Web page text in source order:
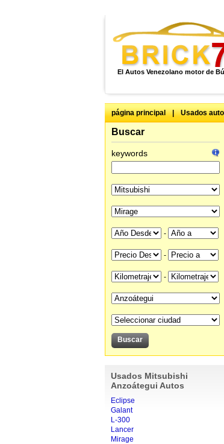
El Autos Venezolano motor de
página principal | Usados
Buscar
keywords
-
-
-
Usados Mitsubishi
Anzoátegui Autos
Eclipse
Galant
L-300
Lancer
Mirage